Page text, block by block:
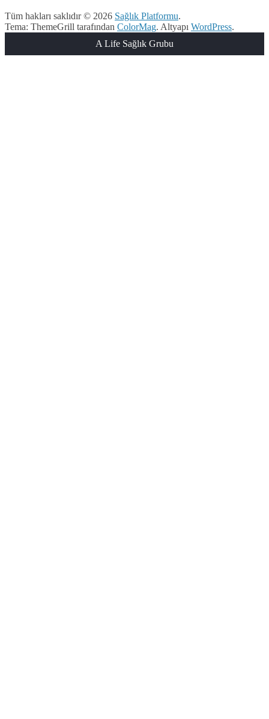
Tüm hakları saklıdır © 2026 Sağlık Platformu.
Tema: ThemeGrill tarafından ColorMag. Altyapı WordPress.
A Life Sağlık Grubu